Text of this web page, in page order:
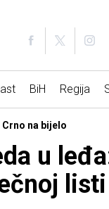
BiH Regija
Crno na bijelo
u